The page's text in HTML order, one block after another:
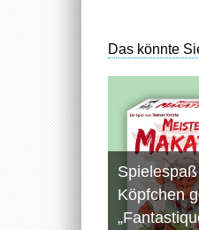
Das könnte
Köpfchen